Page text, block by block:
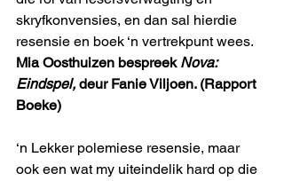
skryfkonvensies, en dan sal hierdie
resensie en boek ‘n vertrekpunt wees.
Mia Oosthuizen bespreek Nova:
Eindspel, deur Fanie Viljoen. (Rapport
Boeke)
‘n Lekker polemiese resensie, maar
ook een wat my uiteindelik hard op die